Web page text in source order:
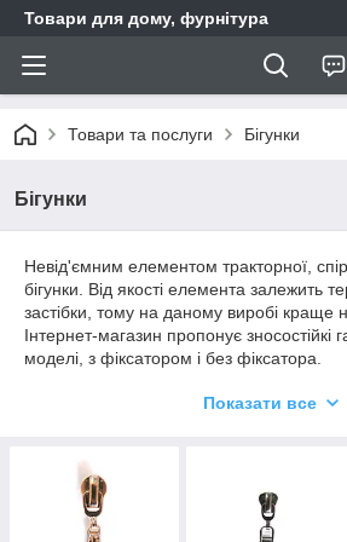
Товари для дому, фурнітура
Товари та послуги Бігунки
Бігунки
Невід'ємним елементом тракторної,
бігунки. Від якості елемента залежить
застібки, тому на даному виробі краще
Інтернет-магазин пропонує зносостійкі
моделі, з фіксатором і без фіксатора.
володіють значною міцністю. Продукція
закупівельними цінами. Це дозволить
собівартість виготовлення однієї одиниці
Показати все